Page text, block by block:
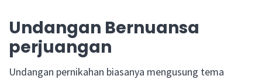
Undangan Bernuansa
perjuangan
Undangan pernikahan biasanya mengusung tema